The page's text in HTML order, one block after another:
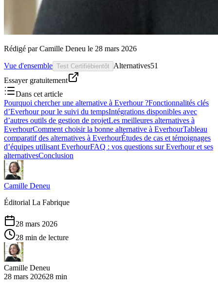
Rédigé par Camille Deneu le 28 mars 2026
Vue d'ensemble Test Certifiébientôt Alternatives51
Essayer gratuitement
Dans cet article
Pourquoi chercher une alternative à Everhour ?Fonctionnalités clés
d’Everhour pour le suivi du tempsIntégrations disponibles avec
d’autres outils de gestion de projetLes meilleures alternatives à
EverhourComment choisir la bonne alternative à EverhourTableau
comparatif des alternatives à EverhourÉtudes de cas et témoignages
d’équipes utilisant EverhourFAQ : vos questions sur Everhour et ses
alternativesConclusion
Camille Deneu
Éditorial La Fabrique
28 mars 2026
28 min de lecture
Camille Deneu
28 mars 202628 min